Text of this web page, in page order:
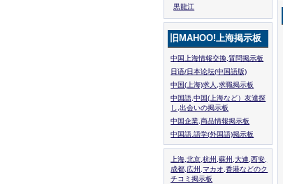
黒龍江
旧MAHOO!上海掲示板
中国上海情報交換,質問掲示板
日语/日本论坛(中国語版)
中国(上海)求人,求職掲示板
中国語,中国(上海など）友達探
し,出会いの掲示板
中国企業,商品情報掲示板
中国語.語学(外国語)掲示板
上海,北京,杭州,蘇州,大連,西安,
成都,広州,マカオ,香港などのク
チコミ掲示板